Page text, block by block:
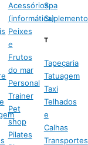
Acessórios
(informática)
Peixes
e
Frutos
do mar
Personal
Trainer
Pet
shop
Pilates
Spa
T
Tapeçaria
Tatuagem
Taxi
Telhados
e
Calhas
Transportes